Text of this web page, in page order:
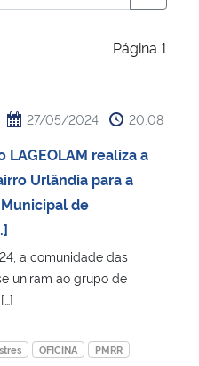
e Comunicações
Página 1
27/05/2024 20:08
realiza a
Urlândia para a
de
a comunidade das
uniram ao grupo de
OFICINA
PMRR